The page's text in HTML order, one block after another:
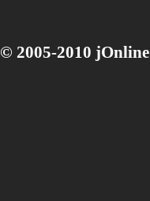
© 2005-2010